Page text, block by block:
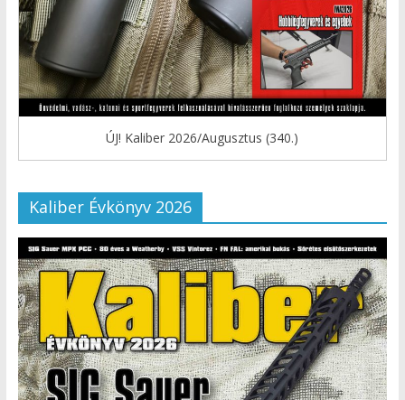
ÚJ! Kaliber 2026/Augusztus (340.)
Kaliber Évkönyv 2026